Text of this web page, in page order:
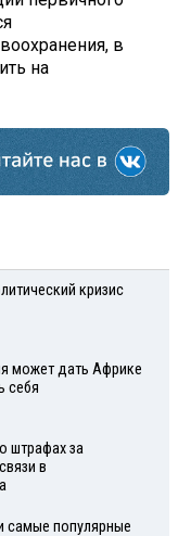
в
на
кризис
может дать Африке
себя
штрафах за
в
самые популярные